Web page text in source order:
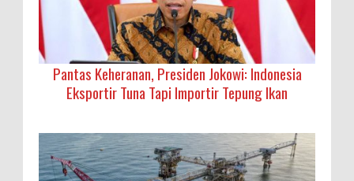
Pantas Keheranan, Presiden Jokowi: Indonesia
Eksportir Tuna Tapi Importir Tepung Ikan